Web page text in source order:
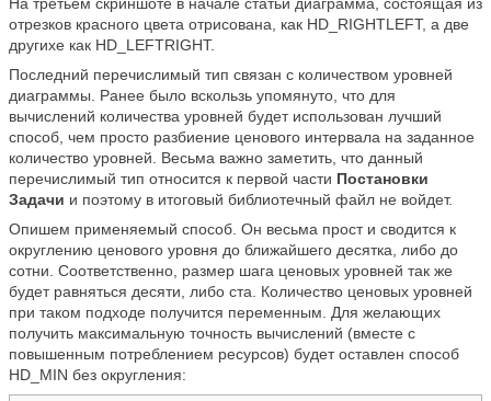
отрезков красного цвета отрисована, как HD_RIGHTLEFT, а две
другихе как HD_LEFTRIGHT.
Последний перечислимый тип связан с количеством уровней
диаграммы. Ранее было вскользь упомянуто, что для
вычислений количества уровней будет использован лучший
способ, чем просто разбиение ценового интервала на заданное
количество уровней. Весьма важно заметить, что данный
перечислимый тип относится к первой части Постановки
Задачи и поэтому в итоговый библиотечный файл не войдет.
Опишем применяемый способ. Он весьма прост и сводится к
округлению ценового уровня до ближайшего десятка, либо до
сотни. Соответственно, размер шага ценовых уровней так же
будет равняться десяти, либо ста. Количество ценовых уровней
при таком подходе получится переменным. Для желающих
получить максимальную точность вычислений (вместе с
повышенным потреблением ресурсов) будет оставлен способ
HD_MIN без округления: